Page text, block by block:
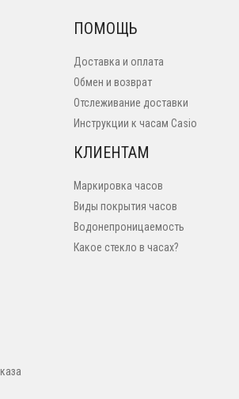
ПОМОЩЬ
Доставка и оплата
Обмен и возврат
Отслеживание доставки
Инструкции к часам Casio
КЛИЕНТАМ
Маркировка часов
Виды покрытия часов
Водонепроницаемость
Какое стекло в часах?